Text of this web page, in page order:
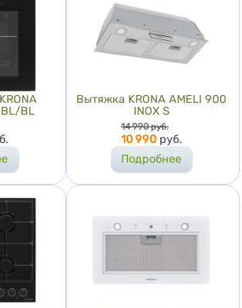
BL/BL
Вытяжка KRONA AMELI 900
INOX S
Цена
14 990 руб.
10 990 руб.
Подробнее